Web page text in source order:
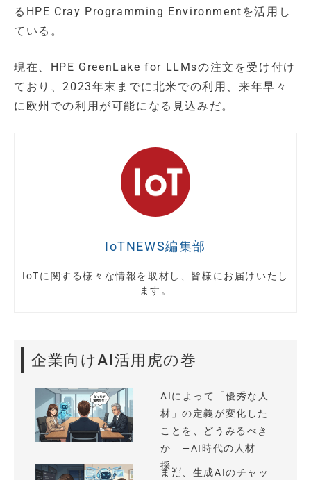
るHPE Cray Programming Environmentを活用し
ている。
現在、HPE GreenLake for LLMsの注文を受け付け
ており、2023年末までに北米での利用、来年早々
に欧州での利用が可能になる見込みだ。
IoTNEWS編集部
IoTに関する様々な情報を取材し、皆様にお届けいたし
ます。
企業向けAI活用虎の巻
AIによって「優秀な人
材」の定義が変化した
ことを、どうみるべき
か —AI時代の人材
採...
まだ、生成AIのチャッ